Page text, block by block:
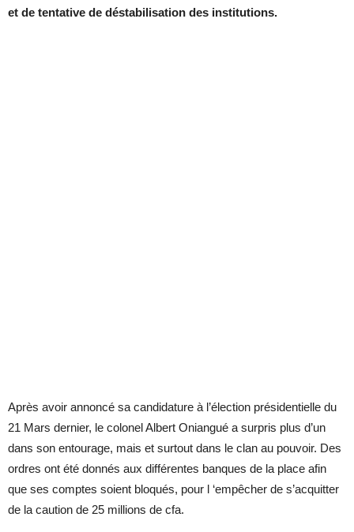
et de tentative de déstabilisation des institutions.
Après avoir annoncé sa candidature à l’élection présidentielle du
21 Mars dernier, le colonel Albert Oniangué a surpris plus d’un
dans son entourage, mais et surtout dans le clan au pouvoir. Des
ordres ont été donnés aux différentes banques de la place afin
que ses comptes soient bloqués, pour l ‘empêcher de s’acquitter
de la caution de 25 millions de cfa.